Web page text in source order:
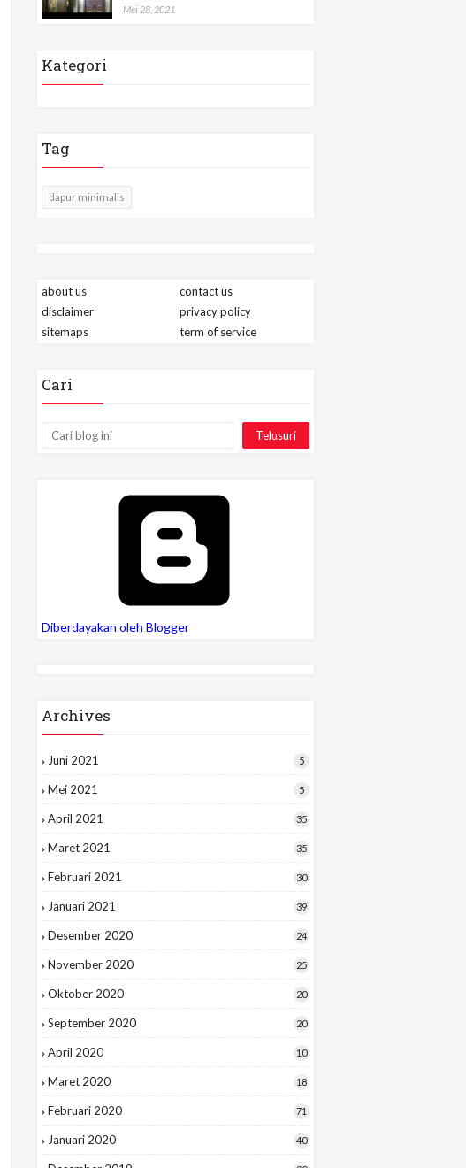
Mei 28, 2021
Kategori
Tag
dapur minimalis
about us
contact us
disclaimer
privacy policy
sitemaps
term of service
Cari
Diberdayakan oleh Blogger
Archives
Juni 2021 5
Mei 2021 5
April 2021 35
Maret 2021 35
Februari 2021 30
Januari 2021 39
Desember 2020 24
November 2020 25
Oktober 2020 20
September 2020 20
April 2020 10
Maret 2020 18
Februari 2020 71
Januari 2020 40